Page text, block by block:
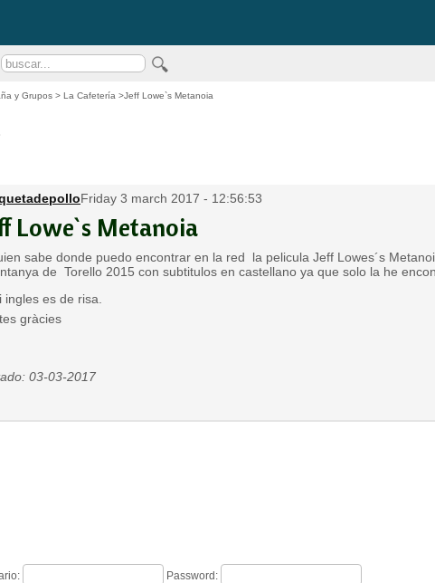
y Grupos > La Cafetería >Jeff Lowe`s Metanoia
Friday 3 march 2017 - 12:56:53
Lowe`s Metanoia
sabe donde puedo encontrar en la red la pelicula Jeff Lowes´s
de Torello 2015 con subtitulos en castellano ya que solo la he
ingles es de risa.
gràcies
03-03-2017
Password: